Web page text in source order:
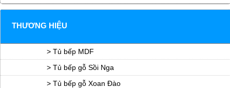
THƯƠNG HIỆU
> Tủ bếp MDF
> Tủ bếp gỗ Sồi Nga
> Tủ bếp gỗ Xoan Đào